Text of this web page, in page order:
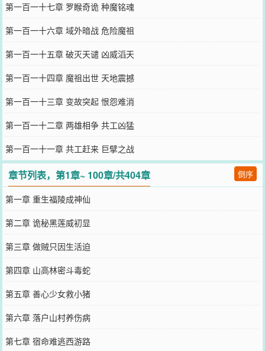
第一百一十七章 罗睺奇诡 种魔铭魂
第一百一十六章 域外暗战 危险魔祖
第一百一十五章 破灭天谴 凶威滔天
第一百一十四章 魔祖出世 天地震撼
第一百一十三章 变故突起 恨怨难消
第一百一十二章 两雄相争 共工凶猛
第一百一十一章 共工赶来 巨擘之战
章节列表，第1章~ 100章/共404章 倒序
第一章 重生福陵成神仙
第二章 诡秘黑莲威初显
第三章 做贼只因生活迫
第四章 山高林密斗毒蛇
第五章 善心少女救小猪
第六章 落户山村养伤病
第七章 宿命难逃西游路